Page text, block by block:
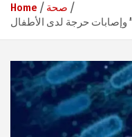
Home
صحة
وإصابات حرجة لدى الأطفال